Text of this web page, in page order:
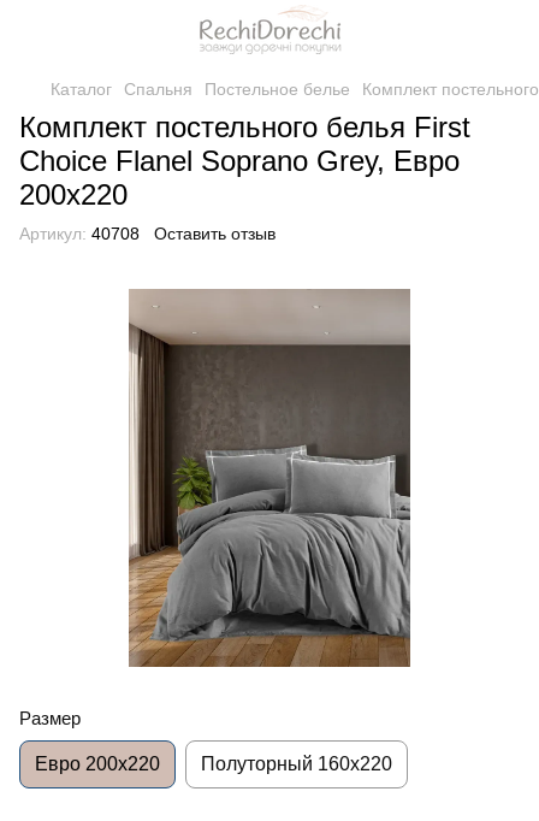
Каталог Спальня Постельное белье Комплект
Комплект постельного белья First
Choice Flanel Soprano Grey, Евро
200x220
Артикул: 40708 Оставить отзыв
Размер
Евро 200x220 Полуторный 160x220